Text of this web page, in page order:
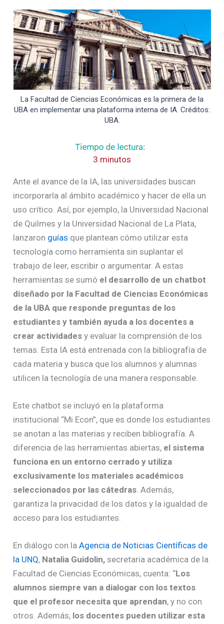
La Facultad de Ciencias Económicas es la primera de la
UBA en implementar una plataforma interna de IA. Créditos:
UBA.
3 minutos
Ante el avance de la IA, las universidades buscan
incorporarla al ámbito académico y hacer de ella un
uso crítico. Así, por ejemplo, la Universidad Nacional
de Quilmes y la Universidad Nacional de La Plata,
lanzaron guías que plantean cómo utilizar esta
tecnología como herramienta sin suplantar el
trabajo de leer, escribir o argumentar. A estas
herramientas se sumó el desarrollo de un chatbot
diseñado por la Facultad de Ciencias Económicas
de la UBA que responde preguntas de los
estudiantes y también ayuda a los docentes a
crear actividadesy evaluar la comprensión de los
temas. Esta IA está entrenada con la bibliografía de
cada materia y busca que los alumnos y alumnas
utilicen la tecnología de una manera responsable.
Este chatbot se incluyó en la plataforma
institucional “Mi Econ”, que es donde los estudiantes
se anotan a las materias y reciben bibliografía. A
diferencia de las herramientas abiertas, el sistema
funciona en un entorno cerrado y utiliza
exclusivamente los materiales académicos
seleccionados por las cátedras. Además,
garantiza la privacidad de los datos y la igualdad de
acceso para los estudiantes.
En diálogo con laAgencia de Noticias Científicas de
la UNQ, Natalia Guidolin,secretaria académica de la
Facultad de Ciencias Económicas, cuenta: “Los
alumnos siempre van a dialogar con los textos
que el profesor necesita que aprendan, y no con
otros. Además, los docentes pueden utilizar esta